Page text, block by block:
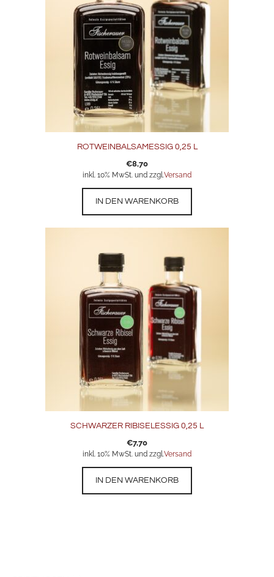
ROTWEINBALSAMESSIG 0,25 L
€8,70
inkl. 10% MwSt. und zzgl. Versand
IN DEN WARENKORB
SCHWARZER RIBISELESSIG 0,25 L
€7,70
inkl. 10% MwSt. und zzgl. Versand
IN DEN WARENKORB